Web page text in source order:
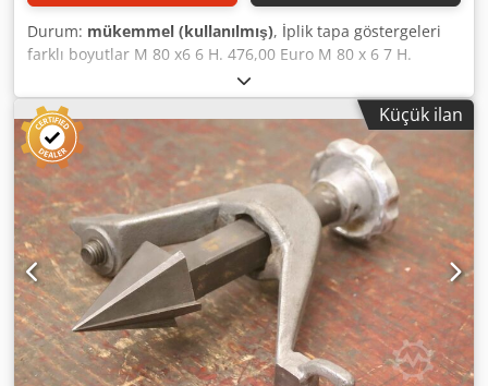
Durum: mükemmel (kullanılmış), İplik tapa göstergeleri
farklı boyutlar M 80 x6 6 H. 476,00 Euro M 80 x 6 7 H.
476,00 Euro M 64 6 H Sol 340,00 Euro M 62 6 H İyi ve
Reddedilenler 320,00 Euro M 55. x 3 6 H 240,00 Euro M 55
x 1,5 6 H 240,00 Euro M 48 x 2 6 H 240,00 Euro ayrıca tek
tek satılır Dsdpfxjipxyns Af Hjkr
Küçük ilan